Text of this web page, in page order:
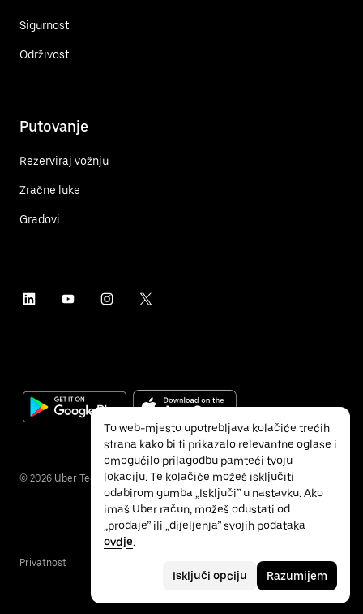
Sigurnost
Održivost
Putovanje
Rezerviraj vožnju
Zračne luke
Gradovi
© 2026 Uber Technologies Inc.
Privatnost
To web-mjesto upotrebljava kolačiće trećih
strana kako bi ti prikazalo relevantne oglase i
omogućilo prilagodbu pamteći tvoju
lokaciju. Te kolačiće možeš isključiti
odabirom gumba „Isključi” u nastavku. Ako
imaš Uber račun, možeš odustati od
„prodaje” ili „dijeljenja” svojih podataka
ovdje.
Isključi opciju Razumijem